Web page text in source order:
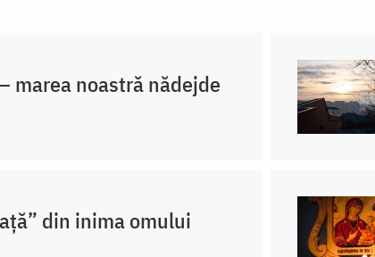
marea noastră nădejde
din inima omului